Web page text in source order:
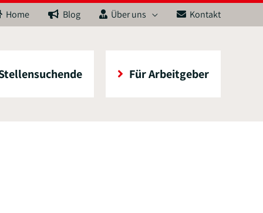
Home Blog Über uns Kontakt
Für Arbeitgeber